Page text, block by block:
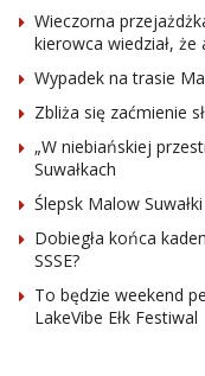
Wieczorna
kierowca wiedział, że
Wypadek na trasie
Zbliża się zaćmienie
„W niebiańskiej
Suwałkach
Ślepsk Malow
Dobiegła końca
SSSE?
To będzie weekend
LakeVibe Ełk Festiwal